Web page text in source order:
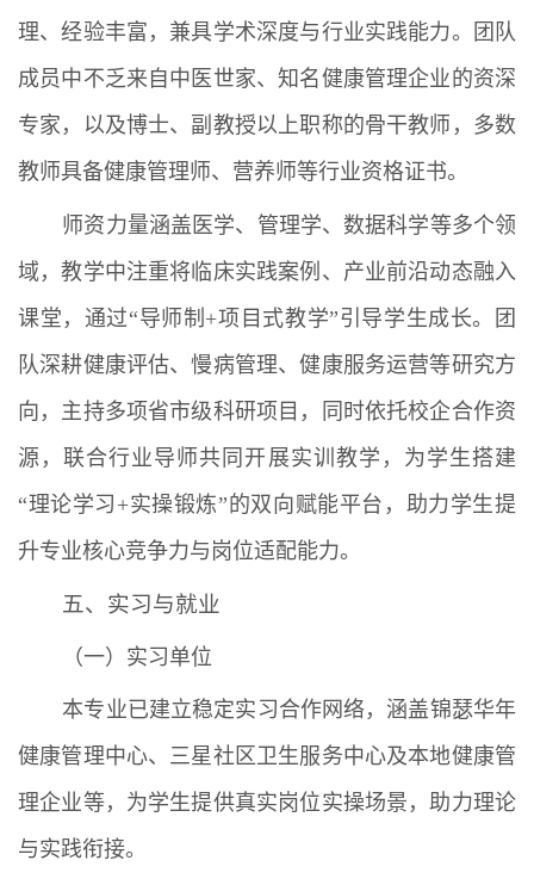
理、经验丰富，兼具学术深度与行业实践能力。团队
成员中不乏来自中医世家、知名健康管理企业的资深
专家，以及博士、副教授以上职称的骨干教师，多数
教师具备健康管理师、营养师等行业资格证书。
师资力量涵盖医学、管理学、数据科学等多个领
域，教学中注重将临床实践案例、产业前沿动态融入
课堂，通过“导师制+项目式教学”引导学生成长。团
队深耕健康评估、慢病管理、健康服务运营等研究方
向，主持多项省市级科研项目，同时依托校企合作资
源，联合行业导师共同开展实训教学，为学生搭建
“理论学习+实操锻炼”的双向赋能平台，助力学生提
升专业核心竞争力与岗位适配能力。
五、实习与就业
（一）实习单位
本专业已建立稳定实习合作网络，涵盖锦瑟华年
健康管理中心、三星社区卫生服务中心及本地健康管
理企业等，为学生提供真实岗位实操场景，助力理论
与实践衔接。